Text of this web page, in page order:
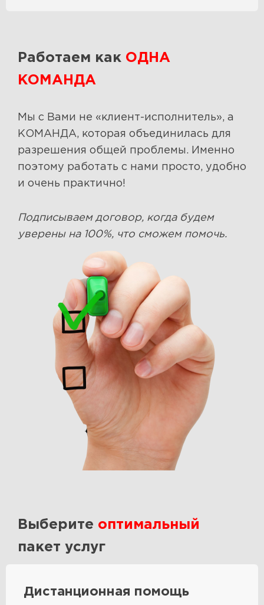
Работаем как ОДНА
КОМАНДА
Мы с Вами не «клиент-исполнитель», а
КОМАНДА, которая объединилась для
разрешения общей проблемы. Именно
поэтому работать с нами просто, удобно
и очень практично!
Подписываем договор, когда будем
уверены на 100%, что сможем помочь.
Выберите оптимальный
пакет услуг
Дистанционная помощь